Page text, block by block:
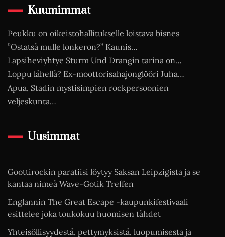
Kuumimmat
Peukku on oikeistohallitukselle loistava bisnes
”Ostatsä mulle lonkeron?” Kaunis…
Lapsiheviyhtye Sturm Und Drangin tarina on…
Loppu lähellä? Ex-moottorisahajonglööri Juha…
Apua, Stadin mystisimpien rockpersoonien
veljeskunta…
Uusimmat
Goottirockin paratiisi löytyy Saksan Leipzigista ja se
kantaa nimeä Wave-Gotik Treffen
Englannin The Great Escape -kaupunkifestivaali
esittelee joka toukokuu huomisen tähdet
Yhteisöllisyydestä, pettymyksistä, luopumisesta ja